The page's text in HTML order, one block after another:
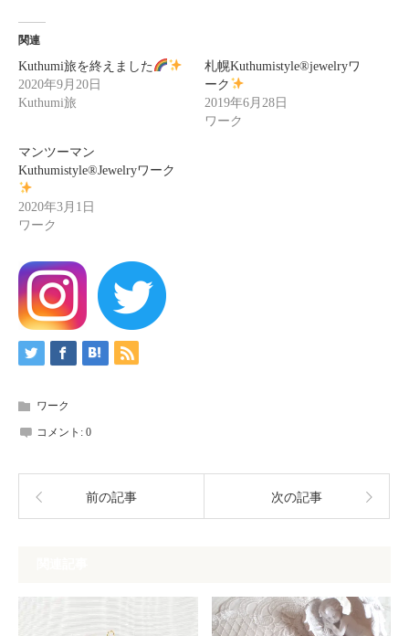
関連
Kuthumi旅を終えました
2020年9月20日
Kuthumi旅
札幌Kuthumistyle®️jewelryワ
ーク
2019年6月28日
ワーク
マンツーマン
Kuthumistyle®️Jewelryワーク
2020年3月1日
ワーク
ワーク
コメント: 0
前の記事 次の記事